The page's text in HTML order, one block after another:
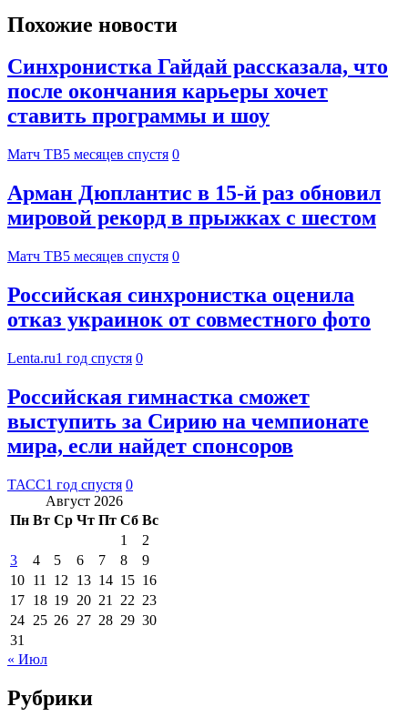
Похожие новости
Синхронистка Гайдай рассказала, что
после окончания карьеры хочет
ставить программы и шоу
Матч ТВ5 месяцев спустя 0
Арман Дюплантис в 15‑й раз обновил
мировой рекорд в прыжках с шестом
Матч ТВ5 месяцев спустя 0
Российская синхронистка оценила
отказ украинок от совместного фото
Lenta.ru1 год спустя 0
Российская гимнастка сможет
выступить за Сирию на чемпионате
мира, если найдет спонсоров
ТАСС1 год спустя 0
Август 2026
Пн Вт Ср Чт Пт Сб Вс
1
2
3
4 5 6 7 8
9
10 11 12 13 14 15 16
17 18 19 20 21 22 23
24 25 26 27 28 29 30
31
« Июл
Рубрики